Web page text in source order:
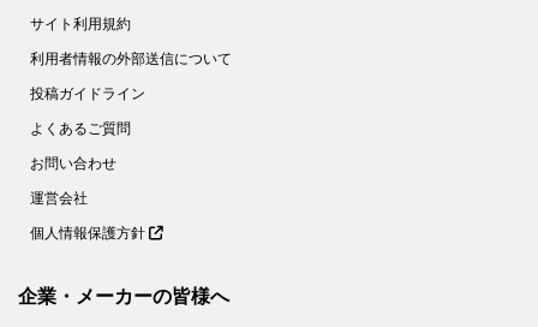
サイト利用規約
利用者情報の外部送信について
投稿ガイドライン
よくあるご質問
お問い合わせ
運営会社
個人情報保護方針
企業・メーカーの皆様へ